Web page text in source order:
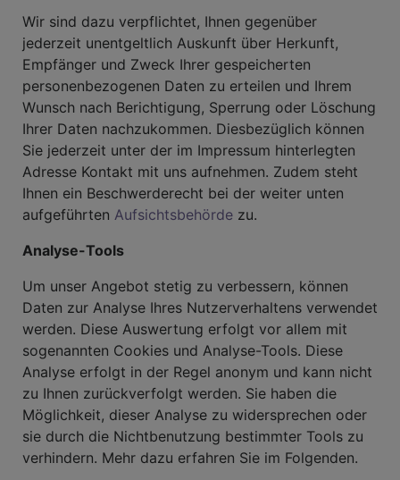
Wir sind dazu verpflichtet, Ihnen gegenüber
jederzeit unentgeltlich Auskunft über Herkunft,
Empfänger und Zweck Ihrer gespeicherten
personenbezogenen Daten zu erteilen und Ihrem
Wunsch nach Berichtigung, Sperrung oder Löschung
Ihrer Daten nachzukommen. Diesbezüglich können
Sie jederzeit unter der im Impressum hinterlegten
Adresse Kontakt mit uns aufnehmen. Zudem steht
Ihnen ein Beschwerderecht bei der weiter unten
aufgeführten Aufsichtsbehörde zu.
Analyse-Tools
Um unser Angebot stetig zu verbessern, können
Daten zur Analyse Ihres Nutzerverhaltens verwendet
werden. Diese Auswertung erfolgt vor allem mit
sogenannten Cookies und Analyse-Tools. Diese
Analyse erfolgt in der Regel anonym und kann nicht
zu Ihnen zurückverfolgt werden. Sie haben die
Möglichkeit, dieser Analyse zu widersprechen oder
sie durch die Nichtbenutzung bestimmter Tools zu
verhindern. Mehr dazu erfahren Sie im Folgenden.